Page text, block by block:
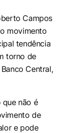
Campos
movimento
tendência
torno de
Central,
que não é
de
e pode